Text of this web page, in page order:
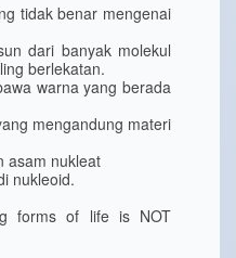
tidak benar mengenai
dari banyak molekul
berlekatan.
warna yang berada
mengandung materi
nukleat
nukleoid.
forms of life is NOT